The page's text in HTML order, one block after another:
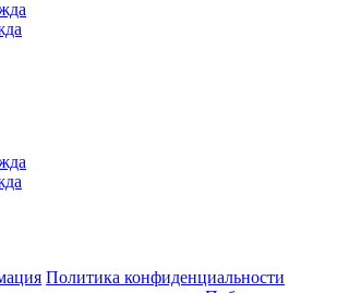
Политика конфиденциальности